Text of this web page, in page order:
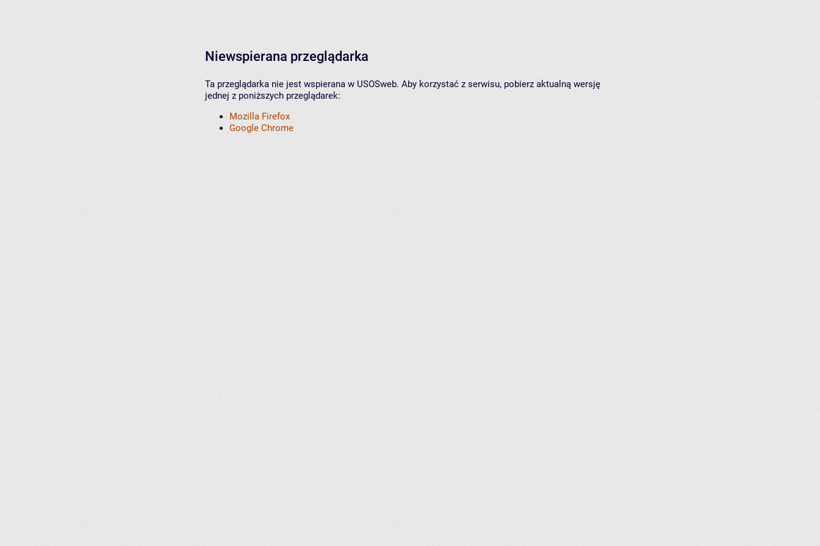
Niewspierana przeglądarka
Ta przeglądarka nie jest wspierana w USOSweb. Aby korzystać z serwisu, pobierz aktualną wersję
jednej z poniższych przeglądarek:
Mozilla Firefox
Google Chrome